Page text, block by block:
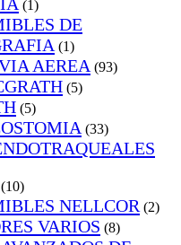
(1)
DE
(1)
AEREA (93)
(5)
(5)
(33)
(10)
NELLCOR (2)
VARIOS (8)